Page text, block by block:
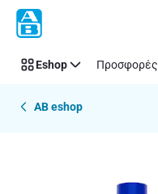
Παράλειψη
Eshop Προσφορές
AB eshop